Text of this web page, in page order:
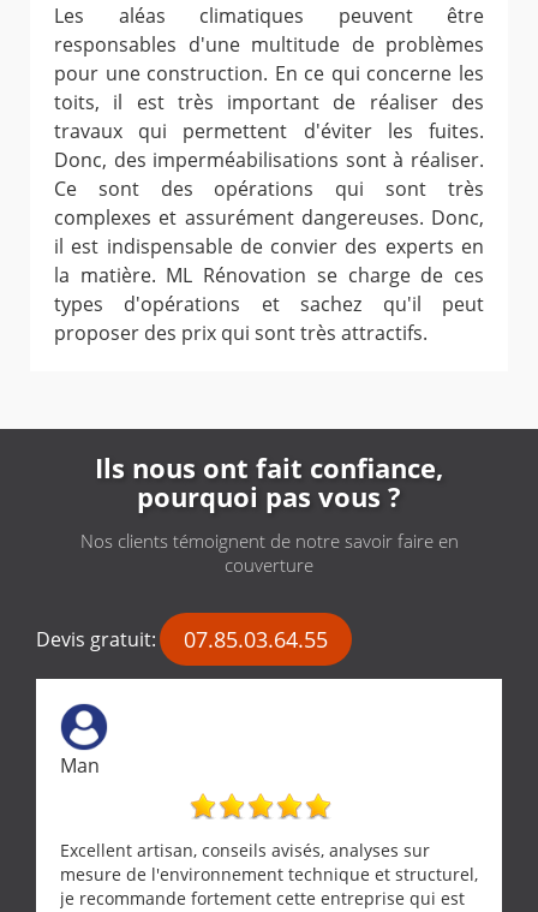
Les aléas climatiques peuvent être
responsables d'une multitude de problèmes
pour une construction. En ce qui concerne les
toits, il est très important de réaliser des
travaux qui permettent d'éviter les fuites.
Donc, des imperméabilisations sont à réaliser.
Ce sont des opérations qui sont très
complexes et assurément dangereuses. Donc,
il est indispensable de convier des experts en
la matière. ML Rénovation se charge de ces
types d'opérations et sachez qu'il peut
proposer des prix qui sont très attractifs.
Ils nous ont fait confiance,
pourquoi pas vous ?
Nos clients témoignent de notre savoir faire en
couverture
Devis gratuit: 07.85.03.64.55
Man
Excellent artisan, conseils avisés, analyses sur
mesure de l'environnement technique et structurel,
je recommande fortement cette entreprise qui est